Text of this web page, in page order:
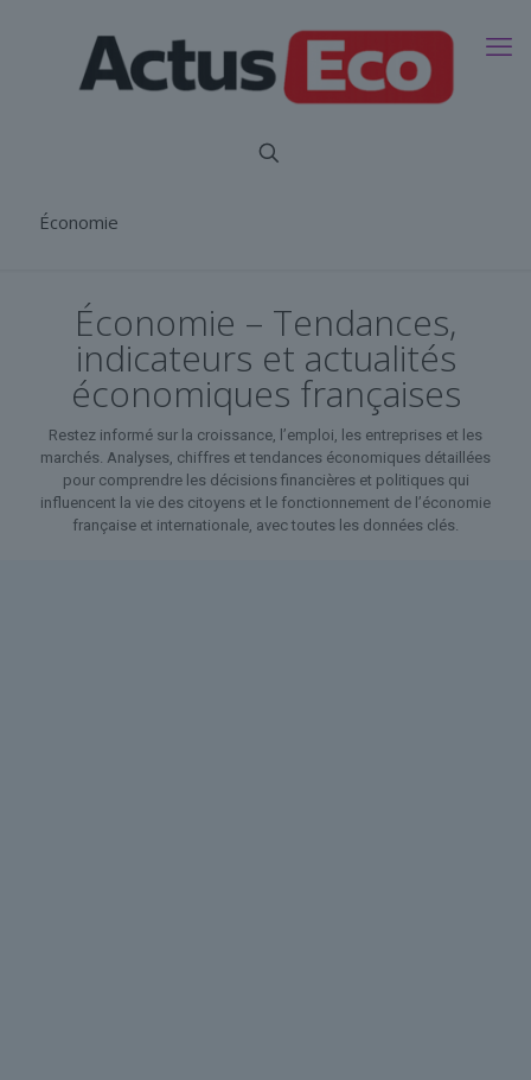
Économie
Économie – Tendances,
indicateurs et actualités
économiques françaises
Restez informé sur la croissance, l’emploi, les entreprises et les
marchés. Analyses, chiffres et tendances économiques détaillées
pour comprendre les décisions financières et politiques qui
influencent la vie des citoyens et le fonctionnement de l’économie
française et internationale, avec toutes les données clés.